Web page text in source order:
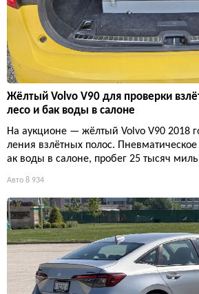
Жёлтый Volvo V90 для проверки
лесо и бак воды в салоне
На аукционе — жёлтый Volvo V90 2018
ления взлётных полос.
ак воды в салоне, пробег 25 тысяч
Авто 8 934